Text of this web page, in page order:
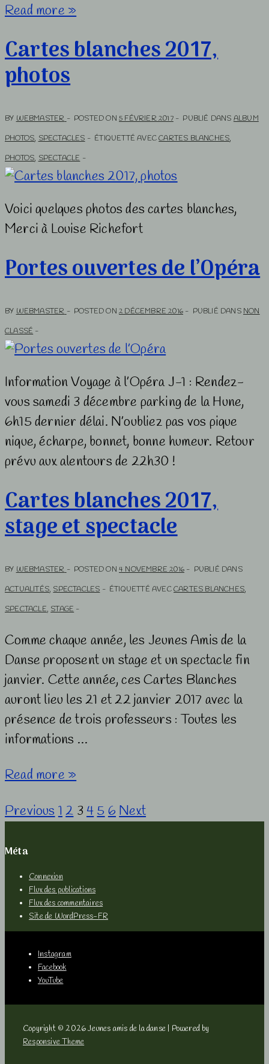
Spectacle
fin
d’année,
répétitions
Read more »
Cartes blanches 2017,
photos
BY WEBMASTER POSTED ON5 FÉVRIER 2017 PUBLIÉ DANS ALBUM
PHOTOS, SPECTACLES ÉTIQUETTÉ AVECCARTES BLANCHES,
PHOTOS, SPECTACLE
Voici quelques photos des cartes blanches,
Merci à Louise Richefort
Portes ouvertes de l’Opéra
BY WEBMASTER POSTED ON2 DÉCEMBRE 2016 PUBLIÉ DANS NON
CLASSÉ
Information Voyage à l’Opéra J-1 : Rendez-
vous samedi 3 décembre parking de la Hune,
6h15 dernier délai. N’oubliez pas vos pique
nique, écharpe, bonnet, bonne humeur. Retour
prévu aux alentours de 22h30 !
Cartes blanches 2017,
stage et spectacle
BY WEBMASTER POSTED ON4 NOVEMBRE 2016 PUBLIÉ DANS
ACTUALITÉS, SPECTACLES ÉTIQUETTÉ AVECCARTES BLANCHES,
SPECTACLE, STAGE
Comme chaque année, les Jeunes Amis de la
Danse proposent un stage et un spectacle fin
janvier. Cette année, ces Cartes Blanches
auront lieu les 21 et 22 janvier 2017 avec la
présence de trois professeurs : Toutes les
informations …
Cartes
2017,
et
spectacle
Read more »
Pagination
des
publications
Previous 1 2 3 4 5 6 Next
Méta
Connexion
Flux des publications
Flux des commentaires
Site de WordPress-FR
Menu
du
bas
de
page
Instagram
Facebook
YouTube
Copyright © 2026Jeunes amis de la danse
| Powered by
Responsive Theme